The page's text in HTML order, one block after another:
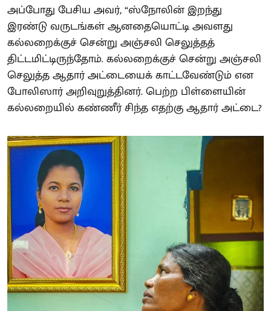
அப்போது பேசிய அவர், “ஸ்நோலின் இறந்து
இரண்டு வருடங்கள் ஆனதையொட்டி அவளது
கல்லறைக்குச் சென்று அஞ்சலி செலுத்தத்
திட்டமிட்டிருந்தோம். கல்லறைக்குச் சென்று அஞ்சலி
செலுத்த ஆதார் அட்டையைக் காட்டவேண்டும் என
போலிஸார் அறிவுறுத்தினர். பெற்ற பிள்ளையின்
கல்லறையில் கண்ணீர் சிந்த எதற்கு ஆதார் அட்டை?